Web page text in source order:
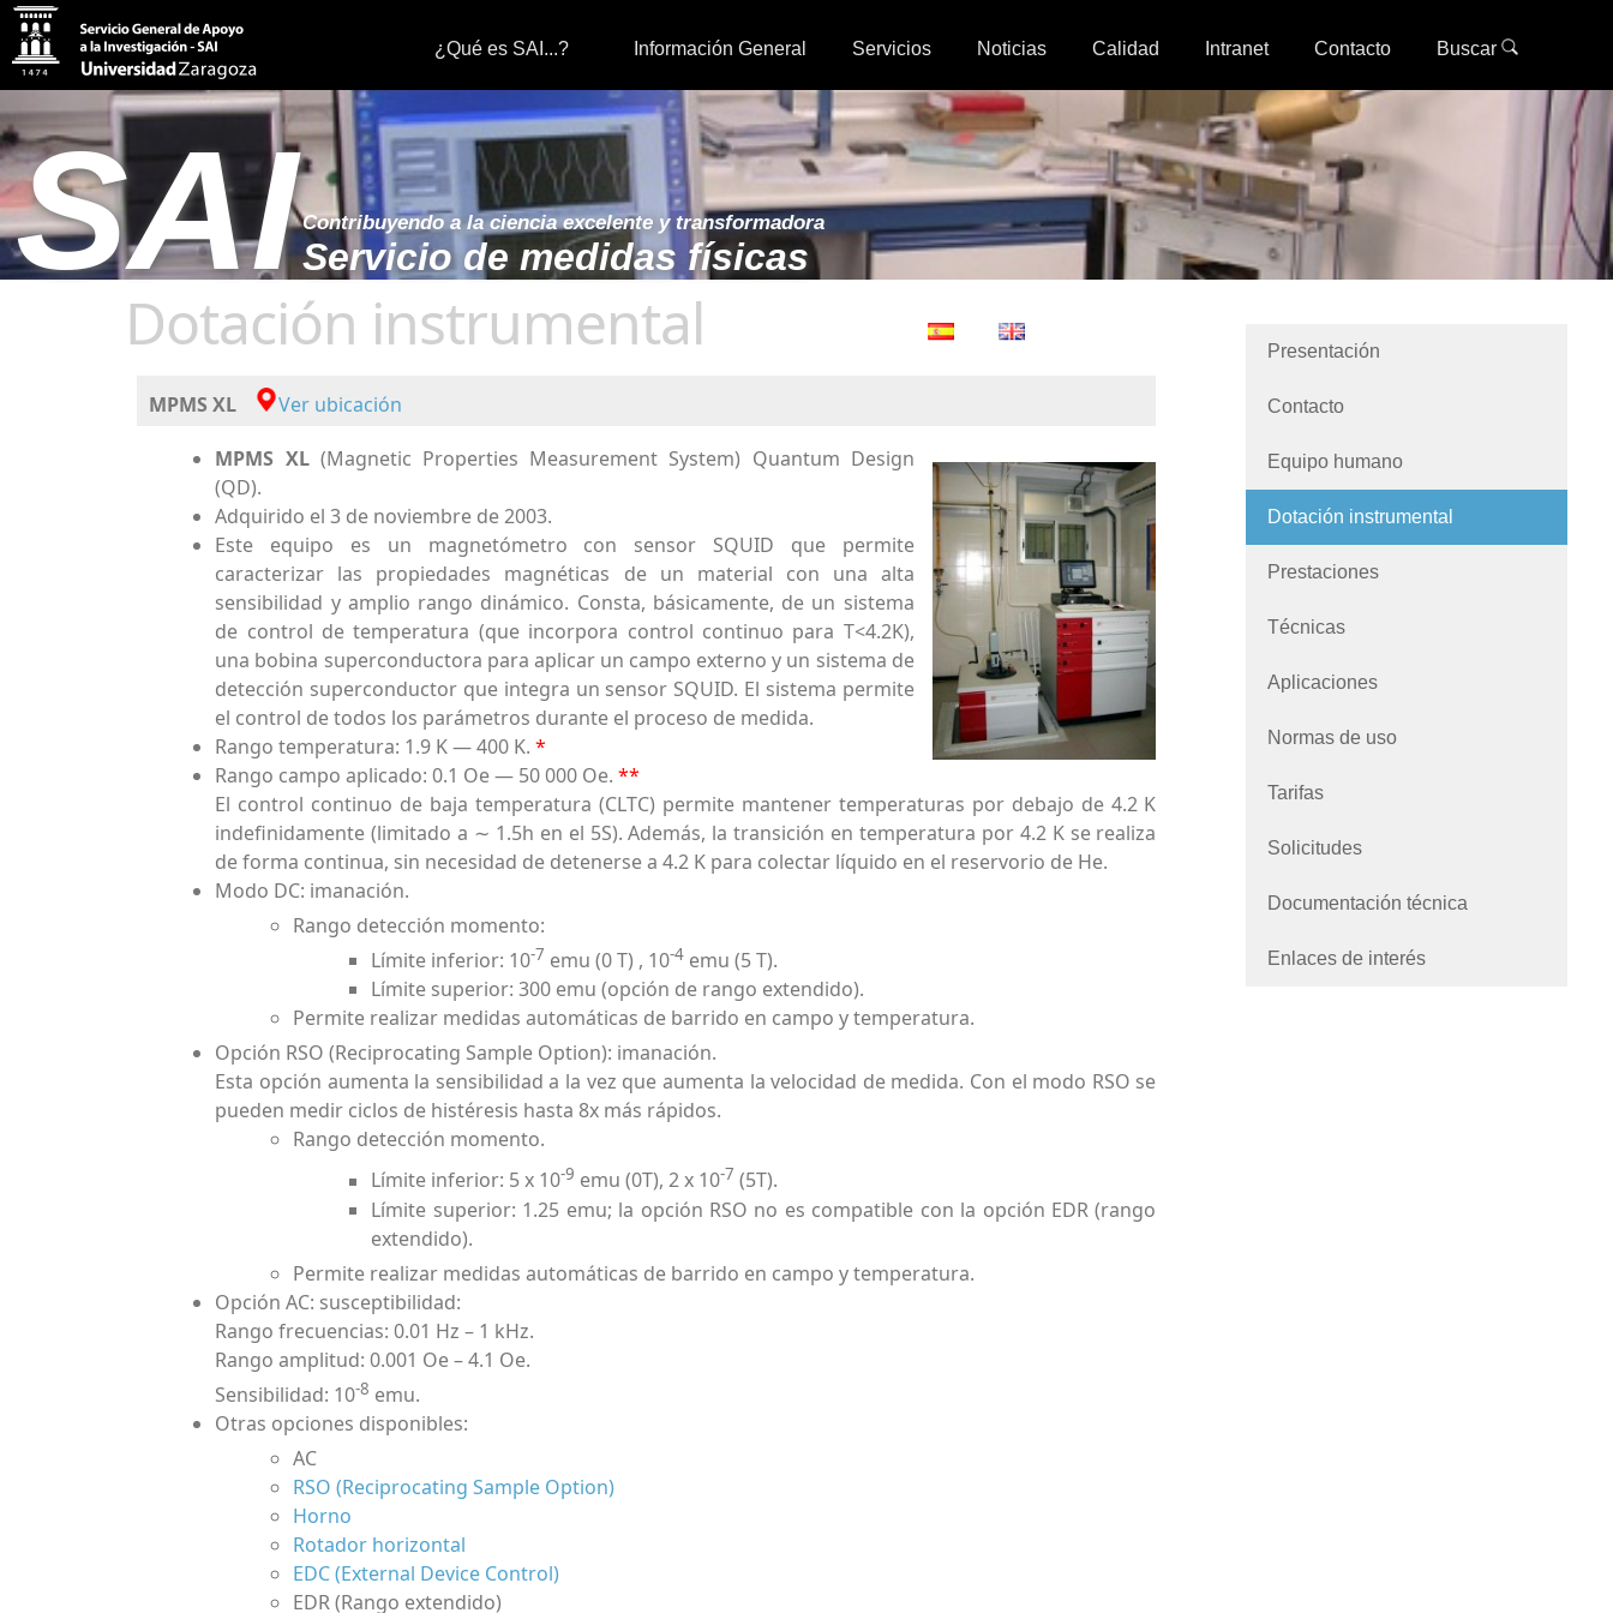
¿Qué es SAI...? Información General Servicios Noticias Calidad Intranet Contacto Buscar
SAI Contribuyendo a la ciencia excelente y transformadora
Servicio de medidas físicas
Dotación instrumental
MPMS XL Ver ubicación
MPMS XL(Magnetic Properties Measurement System) Quantum Design
(QD).
Adquirido el 3 de noviembre de 2003.
Este equipo es un magnetómetro con sensor SQUID que permite
caracterizar las propiedades magnéticas de un material con una alta
sensibilidad y amplio rango dinámico. Consta, básicamente, de un sistema
de control de temperatura (que incorpora control continuo para T<4.2K),
una bobina superconductora para aplicar un campo externo y un sistema de
detección superconductor que integra un sensor SQUID. El sistema permite
el control de todos los parámetros durante el proceso de medida.
Rango temperatura: 1.9 K — 400 K.*
Rango campo aplicado: 0.1 Oe — 50 000 Oe.**
El control continuo de baja temperatura (CLTC) permite mantener temperaturas por debajo de 4.2 K
indefinidamente (limitado a ∼ 1.5h en el 5S). Además, la transición en temperatura por 4.2 K se realiza
de forma continua, sin necesidad de detenerse a 4.2 K para colectar líquido en el reservorio de He.
Modo DC: imanación.
Rango detección momento:
Límite inferior: 10-7 emu (0 T) , 10-4 emu (5 T).
Límite superior: 300 emu (opción de rango extendido).
Permite realizar medidas automáticas de barrido en campo y temperatura.
Opción RSO (Reciprocating Sample Option): imanación.
Esta opción aumenta la sensibilidad a la vez que aumenta la velocidad de medida. Con el modo RSO se
pueden medir ciclos de histéresis hasta 8x más rápidos.
Rango detección momento.
Límite inferior: 5 x 10-9 emu (0T), 2 x 10-7 (5T).
Límite superior: 1.25 emu; la opción RSO no es compatible con la opción EDR (rango
extendido).
Permite realizar medidas automáticas de barrido en campo y temperatura.
Opción AC: susceptibilidad:
Rango frecuencias: 0.01 Hz – 1 kHz.
Rango amplitud: 0.001 Oe – 4.1 Oe.
Sensibilidad: 10-8 emu.
Otras opciones disponibles:
AC
RSO (Reciprocating Sample Option)
Horno
Rotador horizontal
EDC (External Device Control)
EDR (Rango extendido)
Presentación
Contacto
Equipo humano
Dotación instrumental
Prestaciones
Técnicas
Aplicaciones
Normas de uso
Tarifas
Solicitudes
Documentación técnica
Enlaces de interés